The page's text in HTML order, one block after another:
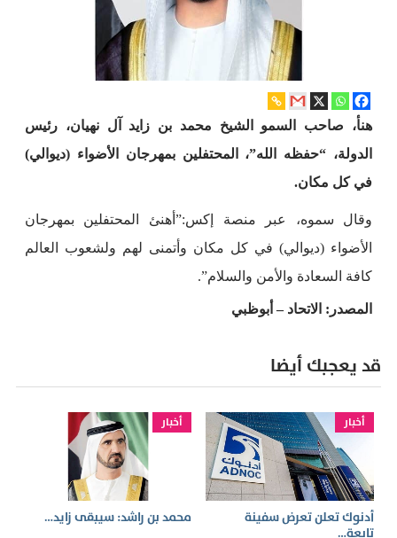
هنأ، صاحب السمو الشيخ محمد بن زايد آل نهيان، رئيس
الدولة، “حفظه الله”، المحتفلين بمهرجان الأضواء (ديوالي)
في كل مكان.
وقال سموه، عبر منصة إكس:”أهنئ المحتفلين بمهرجان
الأضواء (ديوالي) في كل مكان وأتمنى لهم ولشعوب العالم
كافة السعادة والأمن والسلام”.
المصدر: الاتحاد – أبوظبي
قد يعجبك أيضا
أخبار
أدنوك تعلن تعرض سفينة
تابعة…
أخبار
محمد بن راشد: سيبقى زايد…